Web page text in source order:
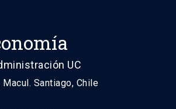
UC
Santiago, Chile